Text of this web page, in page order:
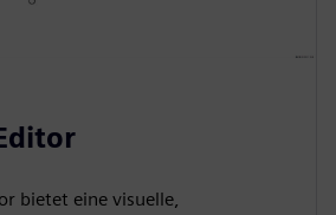
bietet eine visuelle,